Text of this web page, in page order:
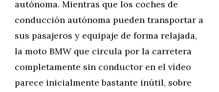
autónoma. Mientras que los coches de
conducción autónoma pueden transportar a
sus pasajeros y equipaje de forma relajada,
la moto BMW que circula por la carretera
completamente sin conductor en el vídeo
parece inicialmente bastante inútil, sobre